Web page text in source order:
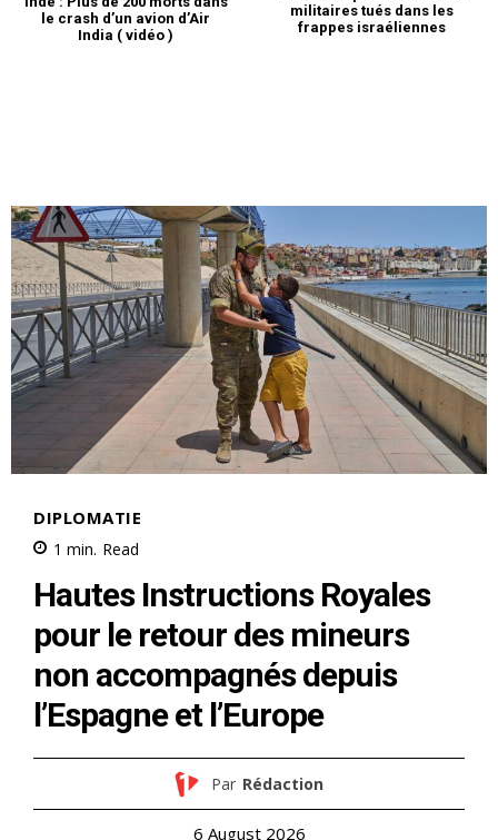
le1.ma
l'intelligence de
l'information
S'ABONNER MAINTENANT
Insight Publications
Formules d’abonnement
le crash d’un avion d’Air
India ( vidéo )
militaires tués dans les
frappes israéliennes